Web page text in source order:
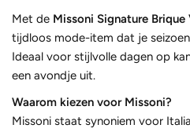
Met de Missoni Signature Brique
tijdloos mode-item dat je
Ideaal voor stijlvolle dagen op
een avondje uit.
Waarom kiezen voor Missoni?
Missoni staat synoniem voor